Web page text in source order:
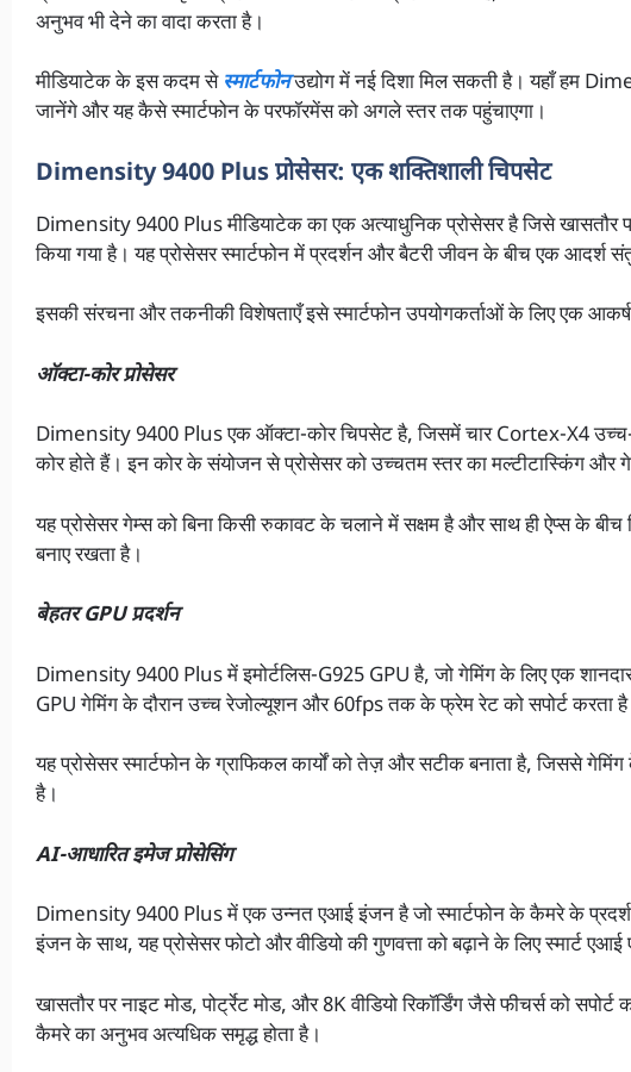
अनुभव भी देने का वादा करता है।
मीडियाटेक के इस कदम से स्मार्टफोनउद्योग में नई दिशा मिल सकती है। यहाँ हम
जानेंगे और यह कैसे स्मार्टफोन के परफॉरमेंस को अगले स्तर तक पहुंचाएगा।
Dimensity 9400 Plus प्रोसेसर: एक शक्तिशाली चिपसेट
Dimensity 9400 Plus मीडियाटेक का एक अत्याधुनिक प्रोसेसर है जिसे खासतौर
किया गया है। यह प्रोसेसर स्मार्टफोन में प्रदर्शन और बैटरी जीवन के बीच एक आदर्श
इसकी संरचना और तकनीकी विशेषताएँ इसे स्मार्टफोन उपयोगकर्ताओं के लिए एक
ऑक्टा-कोर प्रोसेसर
Dimensity 9400 Plus एक ऑक्टा-कोर चिपसेट है, जिसमें चार Cortex-X4
कोर होते हैं। इन कोर के संयोजन से प्रोसेसर को उच्चतम स्तर का मल्टीटास्किंग और
यह प्रोसेसर गेम्स को बिना किसी रुकावट के चलाने में सक्षम है और साथ ही ऐप्स के
बनाए रखता है।
बेहतर GPU प्रदर्शन
Dimensity 9400 Plus में इमोर्टलिस-G925 GPU है, जो गेमिंग के लिए एक
GPU गेमिंग के दौरान उच्च रेजोल्यूशन और 60fps तक के फ्रेम रेट को सपोर्ट करता
यह प्रोसेसर स्मार्टफोन के ग्राफिकल कार्यों को तेज़ और सटीक बनाता है, जिससे
है।
AI-आधारित इमेज प्रोसेसिंग
Dimensity 9400 Plus में एक उन्नत एआई इंजन है जो स्मार्टफोन के कैमरे के
इंजन के साथ, यह प्रोसेसर फोटो और वीडियो की गुणवत्ता को बढ़ाने के लिए स्मार्ट एआई
खासतौर पर नाइट मोड, पोर्ट्रेट मोड, और 8K वीडियो रिकॉर्डिंग जैसे फीचर्स को
कैमरे का अनुभव अत्यधिक समृद्ध होता है।